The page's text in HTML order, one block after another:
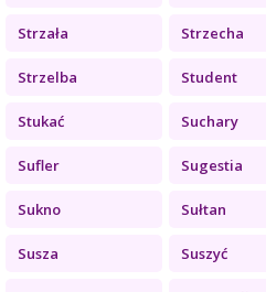
Strzała Strzecha
Strzelba Student
Stukać Suchary
Sufler Sugestia
Sukno Sułtan
Susza Suszyć